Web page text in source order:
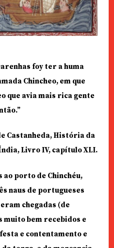
foy ter a huma
Chincheo, em que
que avia mais rica gente
Castanheda, História da
Livro IV, capítulo XLI.
ao porto de Chinchéu,
naus de portugueses
chegadas (de
muito bem recebidos e
e contentamento e